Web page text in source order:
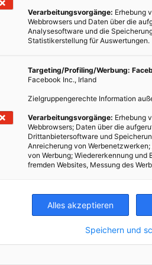
fließen, die sich negativ
deutet auf schädliche Oxidation
Pol-Fett können diese
kann man zusätzlich durch
Wasser konstant halten.
ein!
Verarbeitungsvorgänge: Erhebung
Webbrowsers und Daten über die
Analysesoftware und die
Statistikerstellung für Auswertungen.
Targeting/Profiling/Werbung:
Facebook Inc., Irland
Zielgruppengerechte Information
Verarbeitungsvorgänge: Erhebung
Webbrowsers; Daten über die
Drittanbietersoftware und
Anreicherung von
von Werbung; Wiedererkennung
fremden Websites, Messung des
Alles akzeptieren
Speichern und